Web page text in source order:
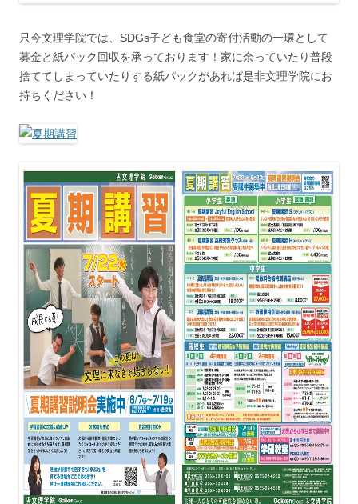
只今文理学院では、SDGs子ども食堂の寄付活動の一環として
募金と紙パック回収を承っております！家に余っていたり普段
捨ててしまっていたりする紙パックがあれば是非文理学院にお
持ちください！